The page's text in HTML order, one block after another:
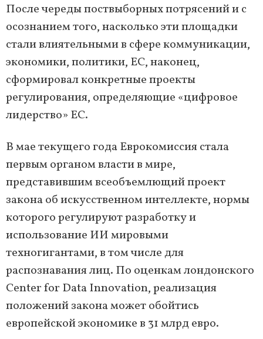
После череды поствыборных потрясений и с
осознанием того, насколько эти площадки
стали влиятельными в сфере коммуникации,
экономики, политики, ЕС, наконец,
сформировал конкретные проекты
регулирования, определяющие «цифровое
лидерство» ЕС.
В мае текущего года Еврокомиссия стала
первым органом власти в мире,
представившим всеобъемлющий проект
закона об искусственном интеллекте, нормы
которого регулируют разработку и
использование ИИ мировыми
техногигантами, в том числе для
распознавания лиц. По оценкам лондонского
Center for Data Innovation, реализация
положений закона может обойтись
европейской экономике в 31 млрд евро.